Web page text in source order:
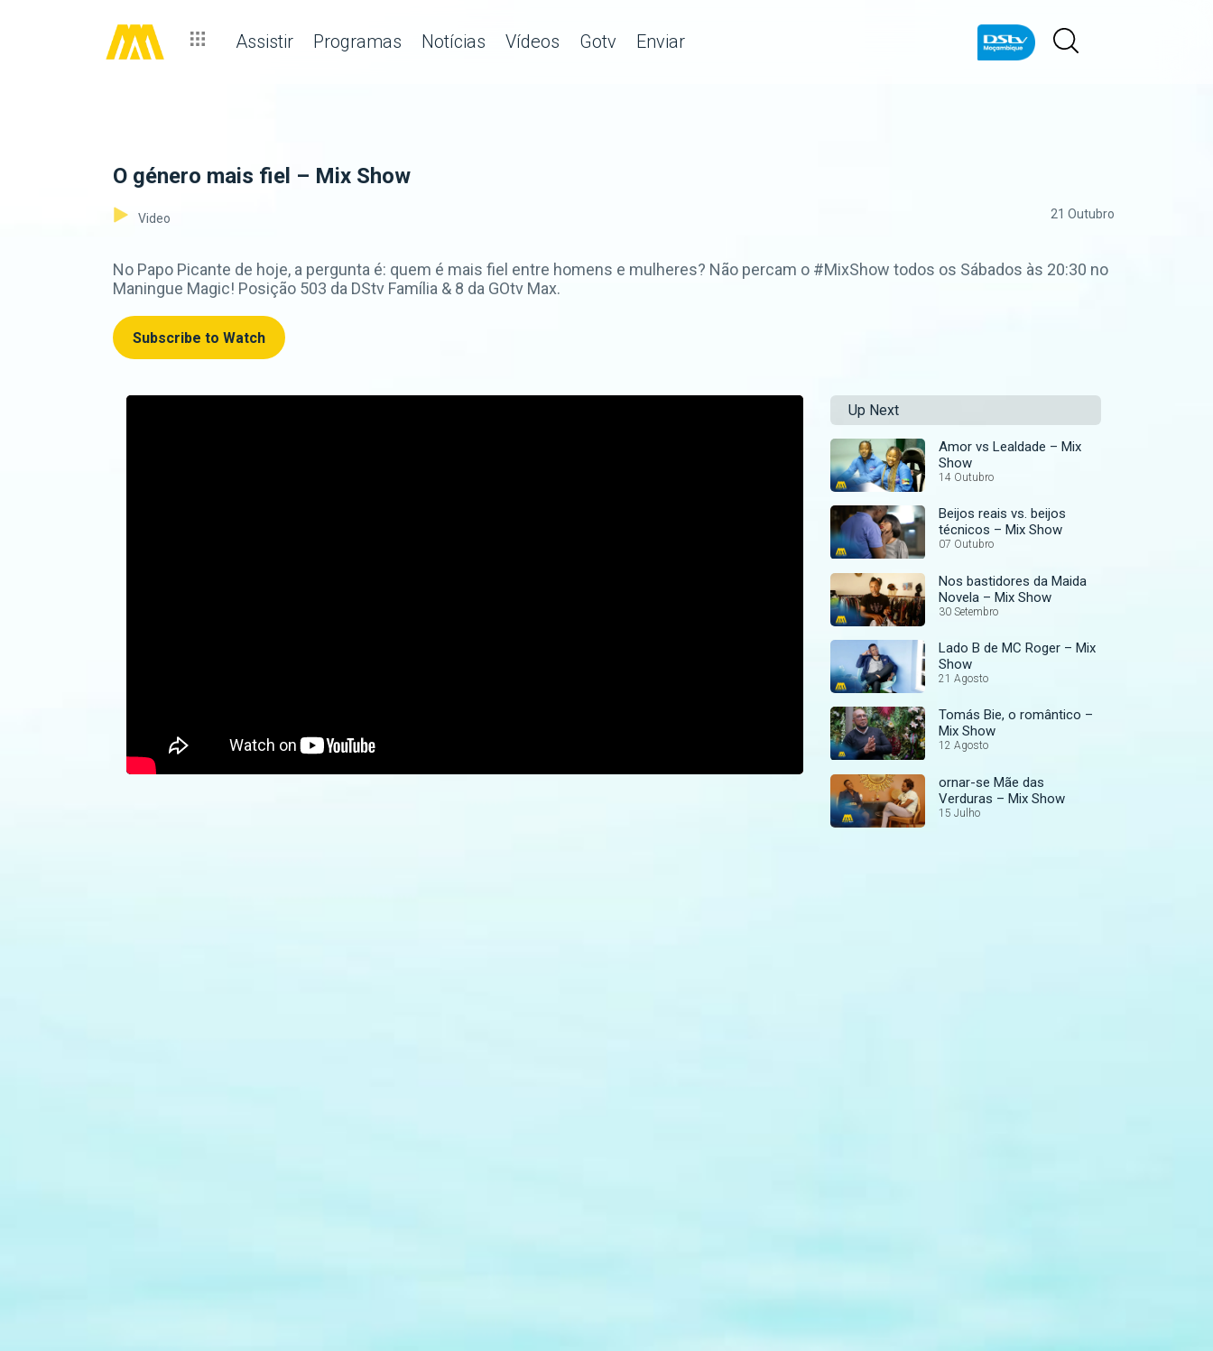
Assistir Programas Notícias Vídeos Gotv Enviar
O género mais fiel – Mix Show
Video 21 Outubro
No Papo Picante de hoje, a pergunta é: quem é mais fiel entre homens e mulheres? Não percam o #MixShow todos os Sábados às 20:30 no
Maningue Magic! Posição 503 da DStv Família & 8 da GOtv Max.
Subscribe to Watch
Up Next
Amor vs Lealdade – Mix
Show
14 Outubro
Beijos reais vs. beijos
técnicos – Mix Show
07 Outubro
Nos bastidores da Maida
Novela – Mix Show
30 Setembro
Lado B de MC Roger – Mix
Show
21 Agosto
Tomás Bie, o romântico –
Mix Show
12 Agosto
ornar-se Mãe das
Verduras – Mix Show
15 Julho